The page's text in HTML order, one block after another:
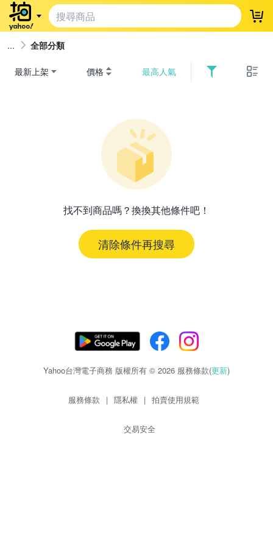
登
全部分類
最新上架 價格 最高人氣
找不到商品嗎？換換其他條件吧！
清除條件再搜尋
Yahoo台灣電子商務 版權所有 © 2026 服務條款(更新)
服務條款 | 隱私權 | 拍賣使用規範
交易安全